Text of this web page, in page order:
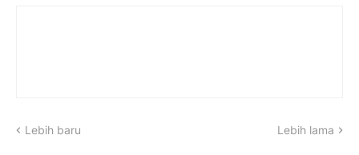
Lebih baru Lebih lama